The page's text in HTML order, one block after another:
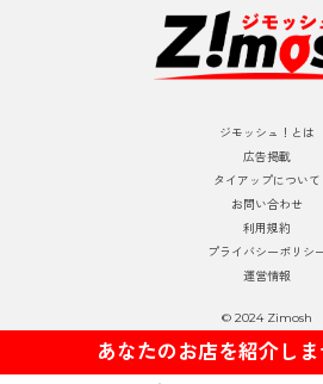
ジモッシュ！とは
広告掲載
タイアップについて
お問い合わせ
利用規約
プライバシーポリシ
運営情報
© 2024 Zimosh
あなたのお店を紹介しま